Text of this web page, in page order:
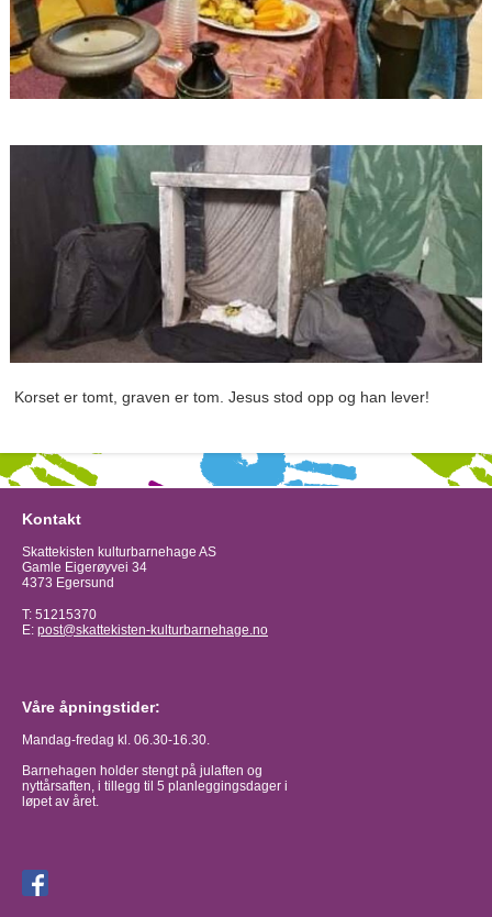
Korset er tomt, graven er tom. Jesus stod opp og han lever!
Kontakt
Skattekisten kulturbarnehage AS
Gamle Eigerøyvei 34
4373 Egersund
T: 51215370
E: post@skattekisten-kulturbarnehage.no
Våre åpningstider:
Mandag-fredag kl. 06.30-16.30.
Barnehagen holder stengt på julaften og
nyttårsaften, i tillegg til 5 planleggingsdager i
løpet av året.